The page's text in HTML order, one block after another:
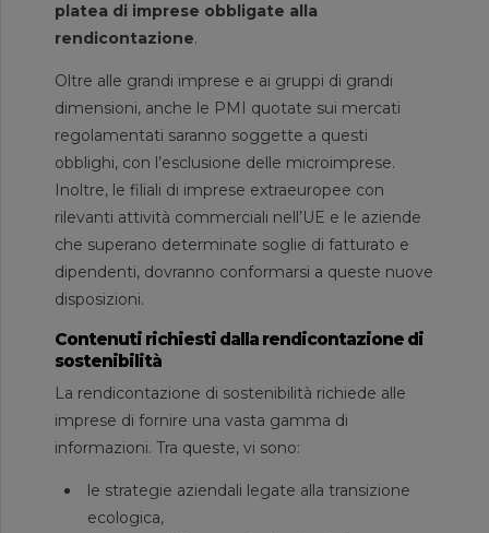
platea di imprese obbligate alla
rendicontazione.
Oltre alle grandi imprese e ai gruppi di grandi
dimensioni, anche le PMI quotate sui mercati
regolamentati saranno soggette a questi
obblighi, con l’esclusione delle microimprese.
Inoltre, le filiali di imprese extraeuropee con
rilevanti attività commerciali nell’UE e le aziende
che superano determinate soglie di fatturato e
dipendenti, dovranno conformarsi a queste nuove
disposizioni.
Contenuti richiesti dalla rendicontazione di
sostenibilità
La rendicontazione di sostenibilità richiede alle
imprese di fornire una vasta gamma di
informazioni. Tra queste, vi sono:
le strategie aziendali legate alla transizione
ecologica,